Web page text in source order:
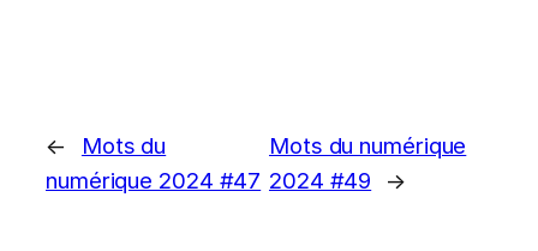
←
Mots du
numérique 2024 #47
Mots du numérique
2024 #49
→